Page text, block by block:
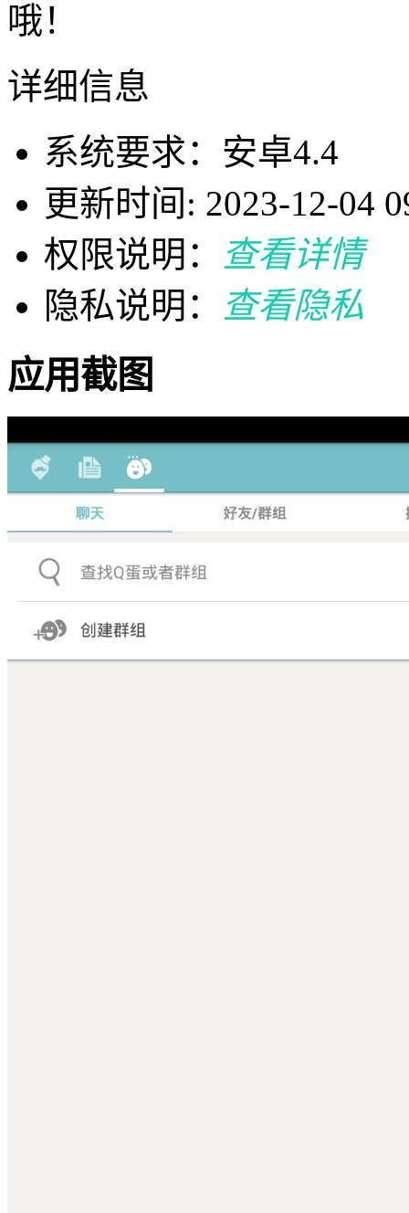
哦！
详细信息
系统要求：安卓4.4
更新时间: 2023-12-04
权限说明：
查看详情
隐私说明：
查看隐私
应用截图